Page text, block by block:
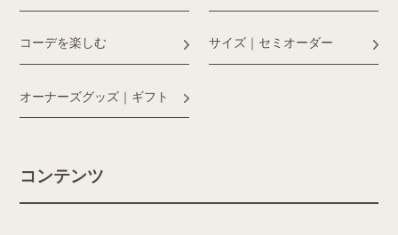
コーデを楽しむ サイズ｜セミオーダー
オーナーズグッズ｜ギフト
コンテンツ